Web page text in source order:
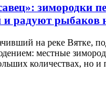
зимородки
и радуют рыбаков
на реке Вятке,
местные
количествах, но и